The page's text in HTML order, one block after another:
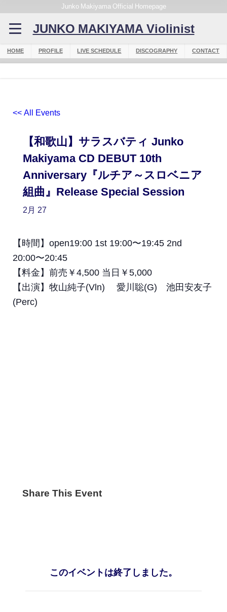
Junko Makiyama Official Homepage
JUNKO MAKIYAMA Violinist
HOME PROFILE LIVE SCHEDULE DISCOGRAPHY CONTACT
<< All Events
【和歌山】サラスバティ Junko
Makiyama CD DEBUT 10th
Anniversary『ルチア～スロベニア
組曲』Release Special Session
2月 27
【時間】open19:00 1st 19:00〜19:45 2nd
20:00〜20:45
【料金】前売￥4,500 当日￥5,000
【出演】牧山純子(Vln) 愛川聡(G) 池田安友子
(Perc)
Share This Event
このイベントは終了しました。